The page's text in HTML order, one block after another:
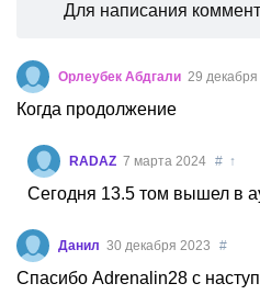
Для написания
Орлеубек Абдгали 29
Когда продолжение
RADAZ 7 марта 2024 # ↑
Сегодня 13.5 том вышел в
Данил 30 декабря 2023 #
Спасибо Adrenalin28 с